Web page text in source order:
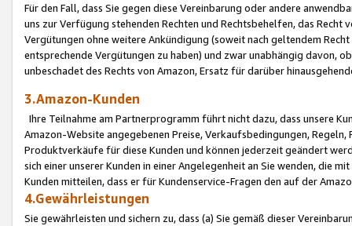
Für den Fall, dass Sie gegen diese Vereinbarung oder andere
uns zur Verfügung stehenden Rechten und Rechtsbehelfen, das
Vergütungen ohne weitere Ankündigung (soweit nach geltendem
entsprechende Vergütungen zu haben) und zwar unabhängig davon,
unbeschadet des Rechts von Amazon, Ersatz für darüber
3.Amazon-Kunden
Ihre Teilnahme am Partnerprogramm führt nicht dazu, dass unsere
Amazon-Website angegebenen Preise, Verkaufsbedingungen,
Produktverkäufe für diese Kunden und können jederzeit geändert
sich einer unserer Kunden in einer Angelegenheit an Sie wenden, die
Kunden mitteilen, dass er für Kundenservice-Fragen den auf der
4.Gewährleistungen
Sie gewährleisten und sichern zu, dass (a) Sie gemäß dieser